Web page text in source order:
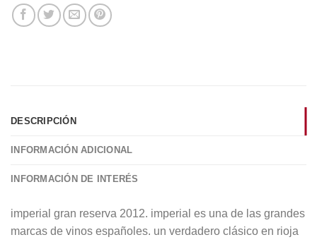
DESCRIPCIÓN
INFORMACIÓN ADICIONAL
INFORMACIÓN DE INTERÉS
imperial gran reserva 2012. imperial es una de las grandes
marcas de vinos españoles. un verdadero clásico en rioja